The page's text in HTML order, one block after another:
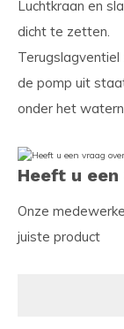
Luchtkraan en
dicht te zetten.
de pomp uit
onder het
Heeft u
Onze
juiste product